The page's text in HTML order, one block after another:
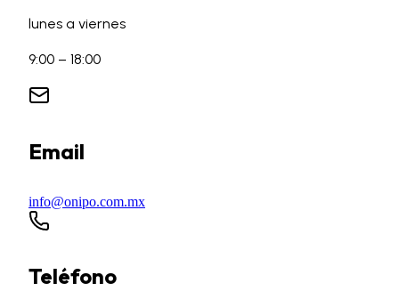
lunes a viernes
9:00 – 18:00
Email
info@onipo.com.mx
Teléfono